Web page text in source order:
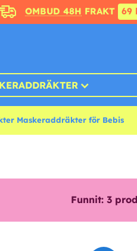
OMBUD 48H FRAKT 69
Maskeraddräkter för Bebis
Funnit: 3